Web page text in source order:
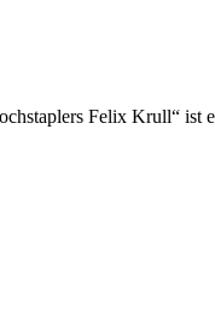
Felix Krull“